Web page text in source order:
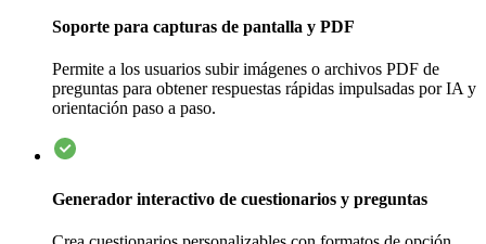
Soporte para capturas de pantalla y PDF
Permite a los usuarios subir imágenes o archivos PDF de
preguntas para obtener respuestas rápidas impulsadas por IA y
orientación paso a paso.
Generador interactivo de cuestionarios y preguntas